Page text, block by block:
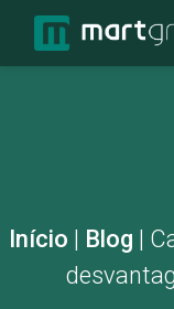
Início | Blog |